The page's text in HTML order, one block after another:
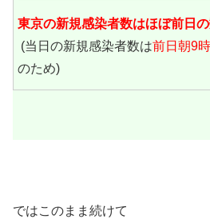
東京の新規感染者数はほぼ前日
(当日の新規感染者数は前日朝9
のため)
ではこのまま続けて